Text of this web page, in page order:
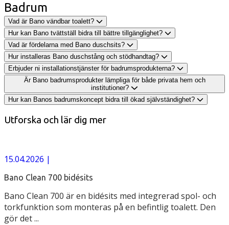
Badrum
Vad är Bano vändbar toalett?
Hur kan Bano tvättställ bidra till bättre tillgänglighet?
Vad är fördelarna med Bano duschsits?
Hur installeras Bano duschstång och stödhandtag?
Erbjuder ni installationstjänster för badrumsprodukterna?
Är Bano badrumsprodukter lämpliga för både privata hem och
institutioner?
Hur kan Banos badrumskoncept bidra till ökad självständighet?
Utforska och lär dig mer
15.04.2026 |
Bano Clean 700 bidésits
Bano Clean 700 är en bidésits med integrerad spol- och
torkfunktion som monteras på en befintlig toalett. Den
gör det ...